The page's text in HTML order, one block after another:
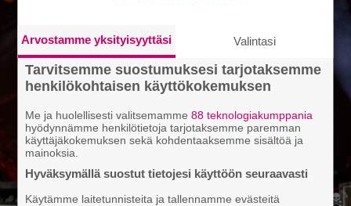
Arvostamme yksityisyyttäsi Valintasi
Tarvitsemme suostumuksesi tarjotaksemme
henkilökohtaisen käyttökokemuksen
Me ja huolellisesti valitsemamme88 teknologiakumppania
hyödynnämme henkilötietoja tarjotaksemme paremman
käyttäjäkokemuksen sekä kohdentaaksemme sisältöä ja
mainoksia.
Hyväksymällä suostut tietojesi käyttöön seuraavasti
Käytämme laitetunnisteita ja tallennamme evästeitä